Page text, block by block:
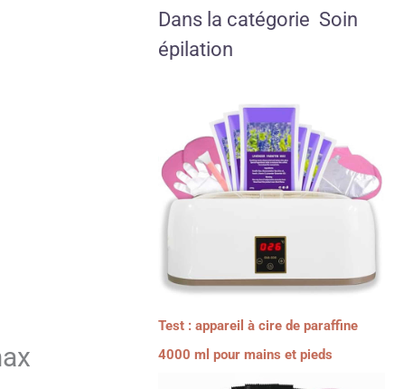
Dans la catégorie Soin
épilation
Test : appareil à cire de paraffine
4000 ml pour mains et pieds